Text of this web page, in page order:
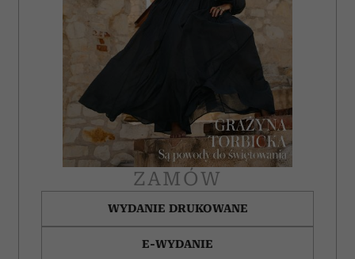
ZAMÓW
WYDANIE DRUKOWANE
E-WYDANIE